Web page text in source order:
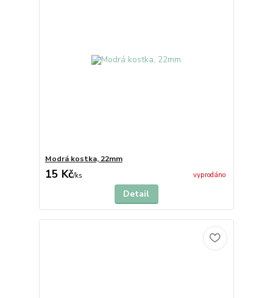
Modrá kostka, 22mm
15 Kč/ks vyprodáno
Detail